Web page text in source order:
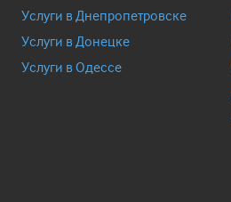
Услуги в Днепропетровске
Услуги в Донецке
Услуги в Одессе